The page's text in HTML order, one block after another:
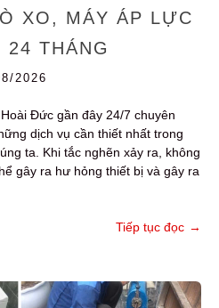
XO, MÁY ÁP LỰC
24 THÁNG
2026
Đức gần đây 24/7 chuyên
dịch vụ cần thiết nhất trong
ta. Khi tắc nghẽn xảy ra, không
gây ra hư hỏng thiết bị và gây ra
Tiếp tục đọc →